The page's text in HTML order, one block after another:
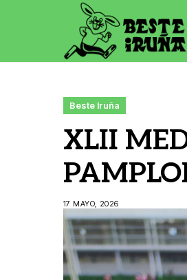
Beste Iruña
XLII
17 MAYO, 2026